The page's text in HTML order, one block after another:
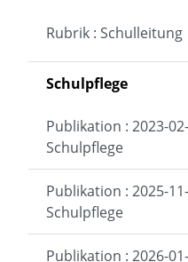
Rubrik : Schulleitung
Schulpflege
Publikation : 2023-
Schulpflege
Publikation : 2025-
Schulpflege
Publikation : 2026-